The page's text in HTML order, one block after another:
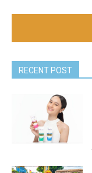
RECENT POST